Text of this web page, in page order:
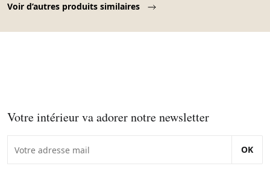
Voir d’autres produits similaires
Votre intérieur va adorer notre newsletter
OK